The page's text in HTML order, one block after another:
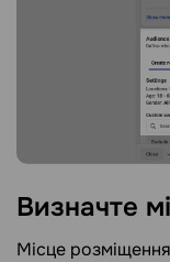
Визначте
Місце